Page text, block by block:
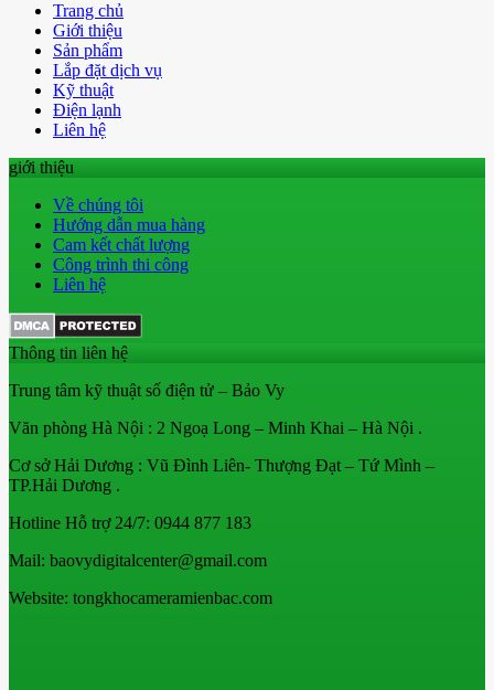
Trang chủ
Giới thiệu
Sản phẩm
Lắp đặt dịch vụ
Kỹ thuật
Điện lạnh
Liên hệ
giới thiệu
Về chúng tôi
Hướng dẫn mua hàng
Cam kết chất lượng
Công trình thi công
Liên hệ
Thông tin liên hệ
Trung tâm kỹ thuật số điện tử – Bảo Vy
Văn phòng Hà Nội : 2 Ngoạ Long – Minh Khai – Hà Nội .
Cơ sở Hải Dương : Vũ Đình Liên- Thượng Đạt – Tứ Mình –
TP.Hải Dương .
Hotline Hỗ trợ 24/7: 0944 877 183
Mail: baovydigitalcenter@gmail.com
Website: tongkhocameramienbac.com